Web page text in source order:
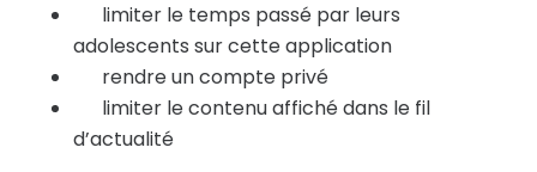
limiter le temps passé par leurs
adolescents sur cette application
rendre un compte privé
limiter le contenu affiché dans le fil
d’actualité